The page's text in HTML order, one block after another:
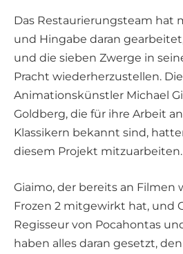
Das Restaurierungsteam hat
und Hingabe daran
und die sieben Zwerge in
Pracht wiederherzustellen.
Animationskünstler Michael
Goldberg, die für ihre Arbeit
Klassikern bekannt sind,
diesem Projekt mitzuarbeiten.
Giaimo, der bereits an Filmen
Frozen 2 mitgewirkt hat, und
Regisseur von Pocahontas
haben alles daran gesetzt,